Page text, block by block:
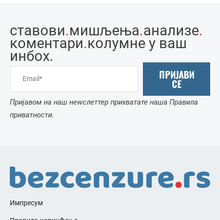
ставови.мишљења.анализе.
коментари.колумне у ваш
инбоx.
ПРИЈАВИ
СЕ
Пријавом на наш неwслеттер прихватате наша Правила
приватности.
Импресум